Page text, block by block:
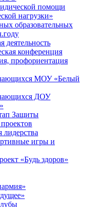
помощи
нагрузки»
образовательных
деятельность
конференция
профориентация
МОУ «Белый
ДОУ
Защиты
лидерства
игры и
«Будь здоров»